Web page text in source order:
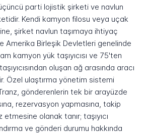
parti lojistik şirketi ve navlun
Kendi kamyon filosu veya uçak
şirket navlun taşımaya ihtiyaç
Amerika Birleşik Devletleri genelinde
kamyon yük taşıyıcısı ve 75'ten
oluşan ağ arasında aracı
Özel ulaştırma yönetim sistemi
gönderenlerin tek bir arayüzde
rezervasyon yapmasına, takip
olanak tanır; taşıyıcı
ve gönderi durumu hakkında